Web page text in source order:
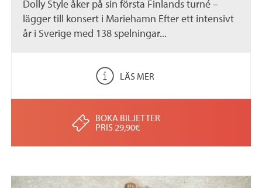
Dolly Style åker på sin första Finlands turné –
lägger till konsert i Mariehamn Efter ett intensivt
år i Sverige med 138 spelningar...
LÄS MER
BOKA BILJETTER
PRIS 29,90€